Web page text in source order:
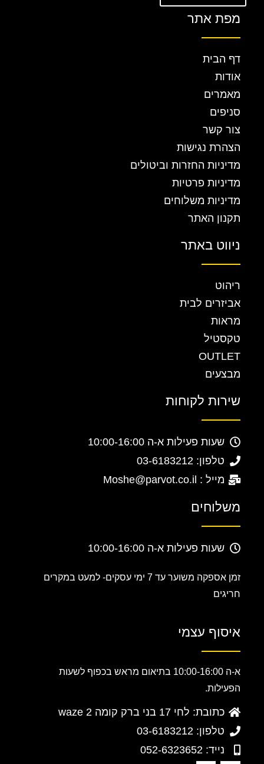
מפת אתר
דף הבית
אודות
מאמרים
סניפים
צור קשר
הצהרת נגישות
מדיניות החזרות וביטולים
מדיניות פרטיות
מדיניות משלוחים
תקנון האתר
ניווט באתר
ריהוט
אביזרים לבית
מראות
טקסטיל
OUTLET
מבצעים
שירות לקוחות
שעות פעילות א-ה 10:00-16:00
טלפון: 03-6183212
מייל : Moshe@parvot.co.il
משלוחים
שעות פעילות א-ה 10:00-16:00
זמן אספקה משוער עד 7 ימי עסקים-
למעט במקרים
חריגים
איסוף עצמי
א-ה 10:00-16:00 בתיאום מראש בכפוף לשעות
הפעילות.
כתובת: לחי 17 בני ברק קומה 2 waze
טלפון: 03-6183212
נייד: 052-6323652